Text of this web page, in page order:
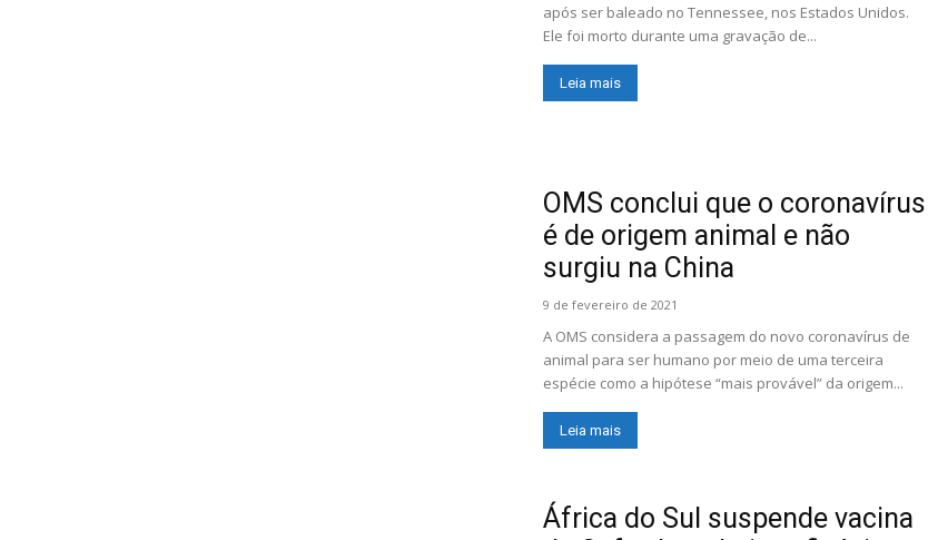
após ser baleado no Tennessee, nos Estados Unidos.
Ele foi morto durante uma gravação de...
Leia mais
OMS conclui que o coronavírus
é de origem animal e não
surgiu na China
9 de fevereiro de 2021
A OMS considera a passagem do novo coronavírus de
animal para ser humano por meio de uma terceira
espécie como a hipótese “mais provável” da origem...
Leia mais
África do Sul suspende vacina